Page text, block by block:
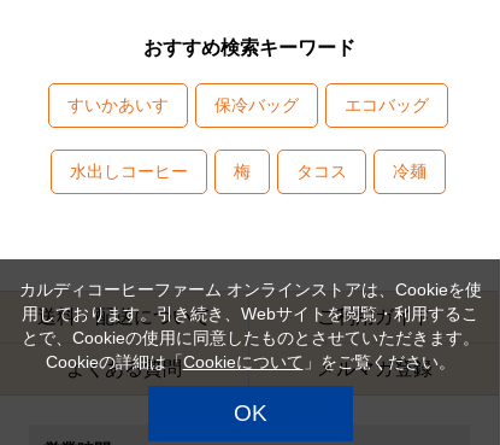
おすすめ検索キーワード
すいかあいす 保冷バッグ エコバッグ
水出しコーヒー 梅 タコス 冷麺
送料・配送について ご利用ガイド
よくある質問 メルマガ登録
カルディコーヒーファーム オンラインストアは、Cookieを使
用しております。引き続き、Webサイトを閲覧・利用するこ
とで、Cookieの使用に同意したものとさせていただきます。
Cookieの詳細は「Cookieについて 」をご覧ください。
OK